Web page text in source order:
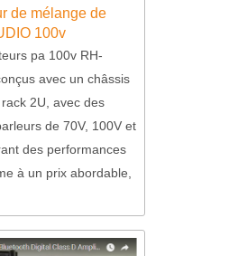
de mélange de
100v
pa 100v RH-
avec un châssis
2U, avec des
de 70V, 100V et
des performances
à un prix abordable,